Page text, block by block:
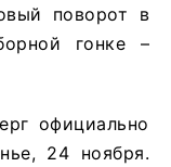
поворот в
гонке –
официально
24 ноября.